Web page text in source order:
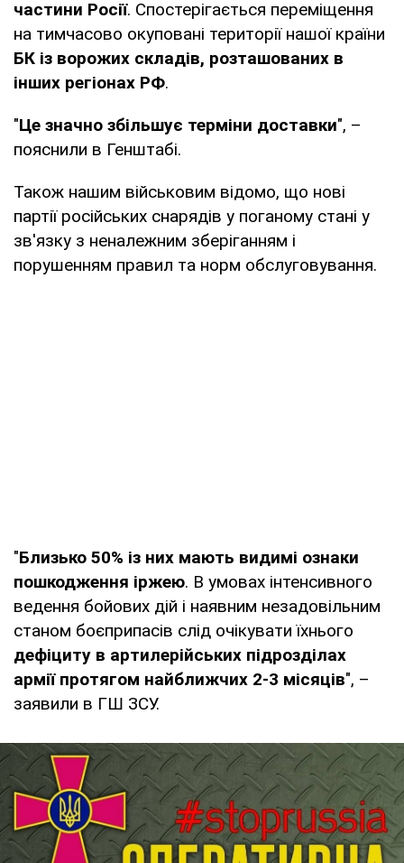
частини Росії. Спостерігається переміщення
на тимчасово окуповані території нашої країни
БК із ворожих складів, розташованих в
інших регіонах РФ.
"Це значно збільшує терміни доставки", –
пояснили в Генштабі.
Також нашим військовим відомо, що нові
партії російських снарядів у поганому стані у
зв'язку з неналежним зберіганням і
порушенням правил та норм обслуговування.
"Близько 50% із них мають видимі ознаки
пошкодження іржею. В умовах інтенсивного
ведення бойових дій і наявним незадовільним
станом боєприпасів слід очікувати їхнього
дефіциту в артилерійських підрозділах
армії протягом найближчих 2-3 місяців", –
заявили в ГШ ЗСУ.